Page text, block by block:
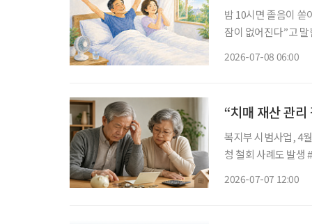
밤 10시면 졸음이 쏟
잠이 없어진다”고 말한다. 정말 그럴까. 대한수
2026-07-08 06:00
“치매 재산 관
복지부 시범사업, 4
청 철회 사례도 발생 #. 독거노인 치매환자 김씨는 욕구 표현은 가능하나 재산관리에 어려움
2026-07-07 12:00